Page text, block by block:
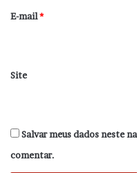
*
E-mail*
Site
Salvar meus dados neste
comentar.